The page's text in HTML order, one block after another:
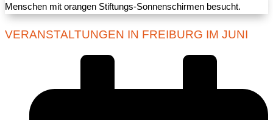
VERANSTALTUNGEN IN FREIBURG IM JUNI